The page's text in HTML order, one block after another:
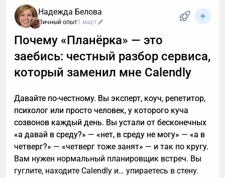
интересны кредиты, консультации и прочие услуги.
Если вы тревожитесь упустить действительно
важный разговор, например, ждете курьера, то я
расскажу, почему стоит делегировать телефонные
звонки мне.
Надежда Белова
Личный опыт1 март
Почему «Планёрка» — это
заебись: честный разбор сервиса,
который заменил мне Calendly
Давайте по-честному. Вы эксперт, коуч, репетитор,
психолог или просто человек, у которого куча
созвонов каждый день. Вы устали от бесконечных
«а давай в среду?» — «нет, в среду не могу» — «а в
четверг?» — «четверг тоже занят» — и так по кругу.
Вам нужен нормальный планировщик встреч. Вы
гуглите, находите Calendly и… упираетесь в стену.